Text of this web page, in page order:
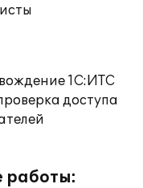
1С:ИТС
доступа
работы: